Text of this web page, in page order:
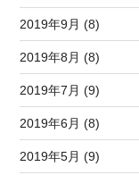
2019年9月 (8)
2019年8月 (8)
2019年7月 (9)
2019年6月 (8)
2019年5月 (9)